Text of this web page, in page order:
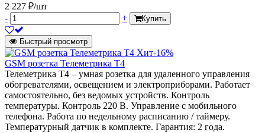
2 227 ₽/шт
-
+ Купить
Быстрый просмотр
Хит-16%
GSM розетка Телеметрика Т4
Телеметрика Т4 – умная розетка для удаленного управления
обогревателями, освещением и электроприборами. Работает
самостоятельно, без ведомых устройств. Контроль
температуры. Контроль 220 В. Управление с мобильного
телефона. Работа по недельному расписанию / таймеру.
Температурный датчик в комплекте. Гарантия: 2 года.